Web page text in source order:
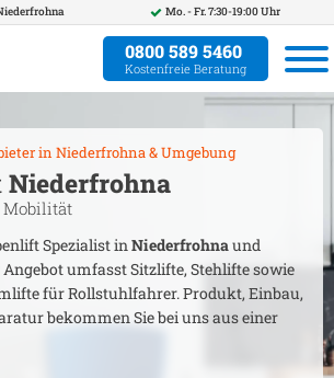
Mo. - Fr. 7:30-19:00 Uhr
0800 589 5460
Kostenfreie Beratung
in Niederfrohna& Umgebung
Niederfrohna
Mobilität
Spezialist inNiederfrohnaund
umfasst Sitzlifte, Stehlifte sowie
für Rollstuhlfahrer. Produkt, Einbau,
bekommen Sie bei uns aus einer